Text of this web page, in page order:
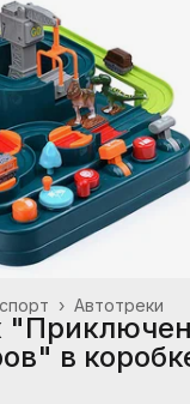
Автотреки
›
в